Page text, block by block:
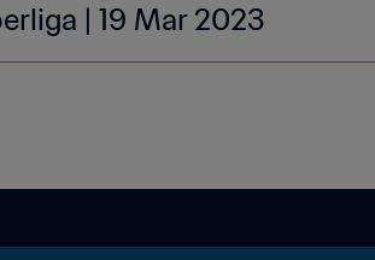
| 19 Mar 2023